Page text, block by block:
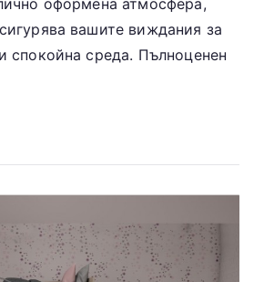
оформена атмосфера,
вашите виждания за
спокойна среда. Пълноценен